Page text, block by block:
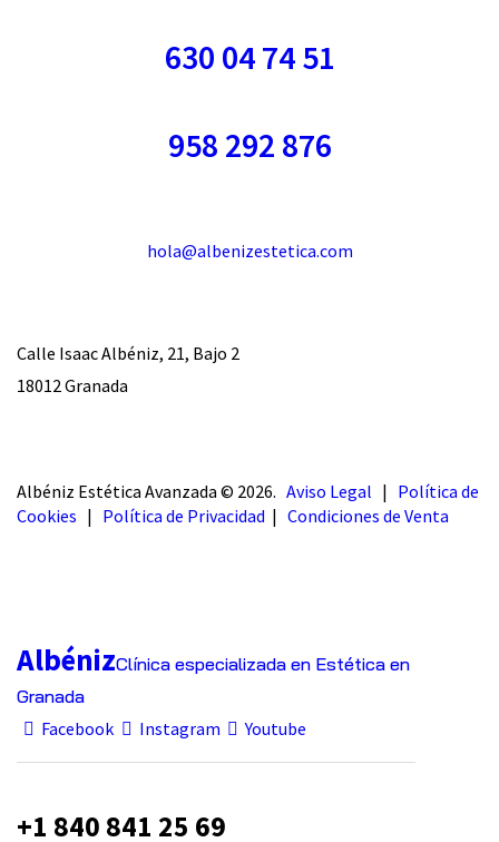
630 04 74 51
958 292 876
hola@albenizestetica.com
Calle Isaac Albéniz, 21, Bajo 2
18012 Granada
Albéniz Estética Avanzada © 2026. Aviso Legal | Política de
Cookies | Política de Privacidad | Condiciones de Venta
AlbénizClínica especializada en Estética en
Granada
Facebook
Instagram Youtube
+1 840 841 25 69